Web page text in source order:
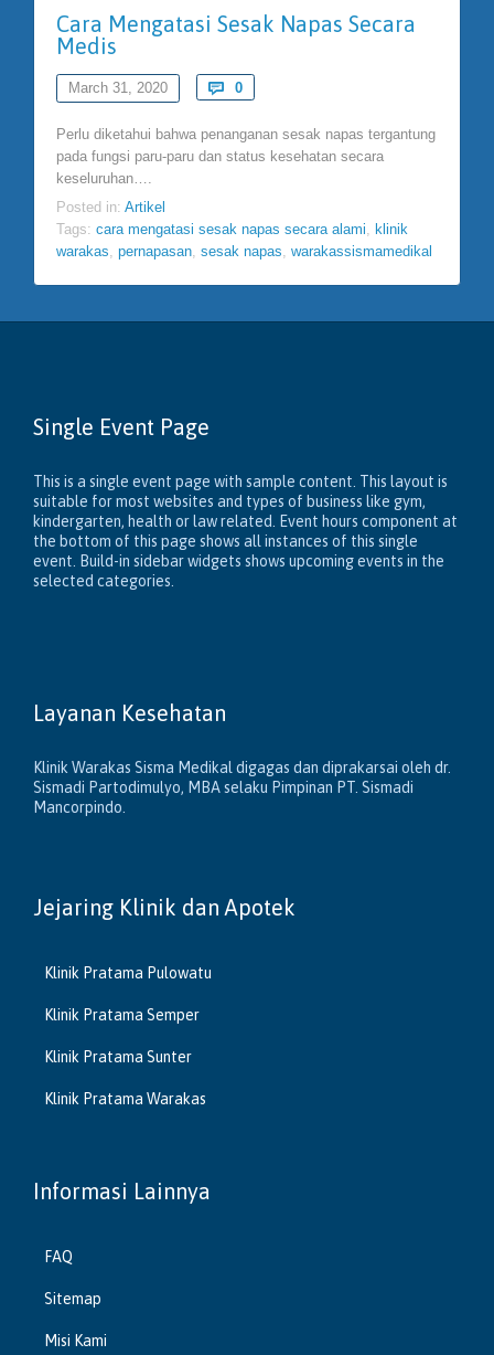
Cara Mengatasi Sesak Napas Secara
Medis
March 31, 2020  0Comments
Perlu diketahui bahwa penanganan sesak napas tergantung
pada fungsi paru-paru dan status kesehatan secara
keseluruhan….
Posted in: Artikel
Tags: cara mengatasi sesak napas secara alami, klinik
warakas, pernapasan, sesak napas, warakassismamedikal
Single Event Page
This is a single event page with sample content. This layout is
suitable for most websites and types of business like gym,
kindergarten, health or law related. Event hours component at
the bottom of this page shows all instances of this single
event. Build-in sidebar widgets shows upcoming events in the
selected categories.
Layanan Kesehatan
Klinik Warakas Sisma Medikal digagas dan diprakarsai oleh dr.
Sismadi Partodimulyo, MBA selaku Pimpinan PT. Sismadi
Mancorpindo.
Jejaring Klinik dan Apotek
Klinik Pratama Pulowatu
Klinik Pratama Semper
Klinik Pratama Sunter
Klinik Pratama Warakas
Informasi Lainnya
FAQ
Sitemap
Misi Kami